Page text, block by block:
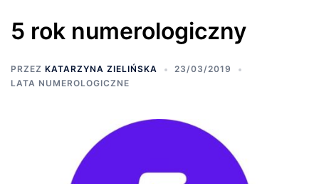
5 rok numerologiczny
PRZEZ KATARZYNA ZIELIŃSKA
23/03/2019
LATA NUMEROLOGICZNE